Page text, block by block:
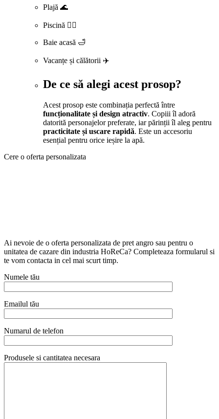
Plajă 🌊
Piscină 🏊‍♀️
Baie acasă 🛁
Vacanțe și călătorii ✈️
De ce să alegi acest prosop?
Acest prosop este combinația perfectă între
funcționalitate și design atractiv. Copiii îl adoră
datorită personajelor preferate, iar părinții îl aleg pentru
practicitate și uscare rapidă. Este un accesoriu
esențial pentru orice ieșire la apă.
Cere o oferta personalizata
Ai nevoie de o oferta personalizata de pret angro sau pentru o
unitatea de cazare din industria HoReCa? Completeaza formularul si
te vom contacta in cel mai scurt timp.
Numele tău
Emailul tău
Numarul de telefon
Produsele si cantitatea necesara